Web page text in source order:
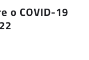
o COVID-19